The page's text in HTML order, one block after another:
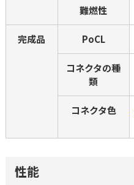
難燃性
完成品 PoCL
コネクタの種
類
コネクタ色
性能